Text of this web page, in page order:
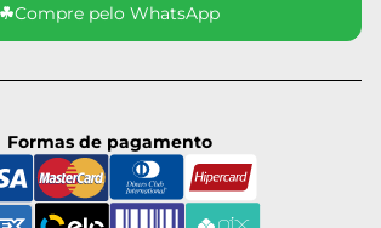
☘Compre pelo WhatsApp
Formas de pagamento